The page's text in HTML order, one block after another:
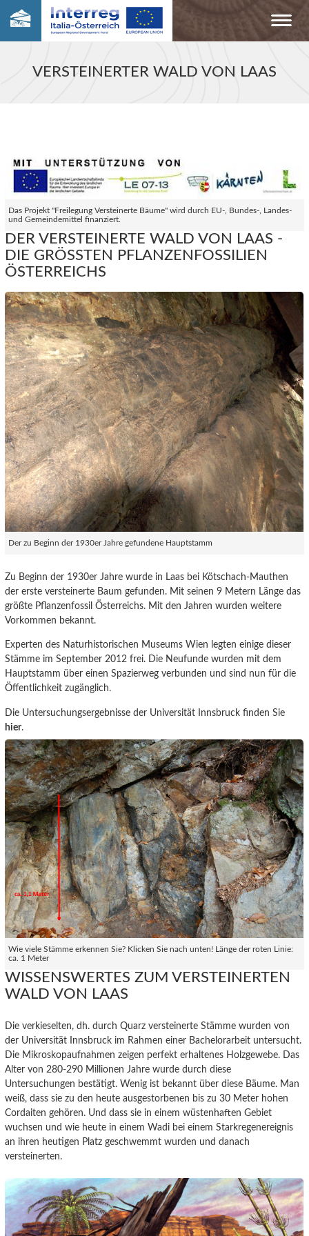
VERSTEINERTER WALD VON LAAS
Das Projekt "Freilegung Versteinerte Bäume" wird durch EU-, Bundes-, Landes-
und Gemeindemittel finanziert.
DER VERSTEINERTE WALD VON LAAS -
DIE GRÖSSTEN PFLANZENFOSSILIEN Ö
STERREICHS
Der zu Beginn der 1930er Jahre gefundene Hauptstamm
Zu Beginn der 1930er Jahre wurde in Laas bei Kötschach-Mauthen
der erste versteinerte Baum gefunden. Mit seinen 9 Metern Länge das
größte Pflanzenfossil Österreichs. Mit den Jahren wurden weitere
Vorkommen bekannt.
Experten des Naturhistorischen Museums Wien legten einige dieser
Stämme im September 2012 frei. Die Neufunde wurden mit dem
Hauptstamm über einen Spazierweg verbunden und sind nun für die
Öffentlichkeit zugänglich.
Die Untersuchungsergebnisse der Universität Innsbruck finden Sie
hier.
Wie viele Stämme erkennen Sie? Klicken Sie nach unten! Länge der roten Linie:
ca. 1 Meter
WISSENSWERTES ZUM VERSTEINERTEN
WALD VON LAAS
Die verkieselten, dh. durch Quarz versteinerte Stämme wurden von
der Universität Innsbruck im Rahmen einer Bachelorarbeit untersucht.
Die Mikroskopaufnahmen zeigen perfekt erhaltenes Holzgewebe. Das
Alter von 280-290 Millionen Jahre wurde durch diese
Untersuchungen bestätigt. Wenig ist bekannt über diese Bäume. Man
weiß, dass sie zu den heute ausgestorbenen bis zu 30 Meter hohen
Cordaiten gehören. Und dass sie in einem wüstenhaften Gebiet
wuchsen und wie heute in einem Wadi bei einem Starkregenereignis
an ihren heutigen Platz geschwemmt wurden und danach
versteinerten.